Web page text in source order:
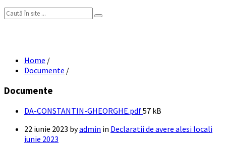
Search:
Home /
Documente /
Documente
DA-CONSTANTIN-GHEORGHE.pdfFile
57 kB
22 iunie 2023 byadmin in Declaratii de avere alesi locali
iunie 2023